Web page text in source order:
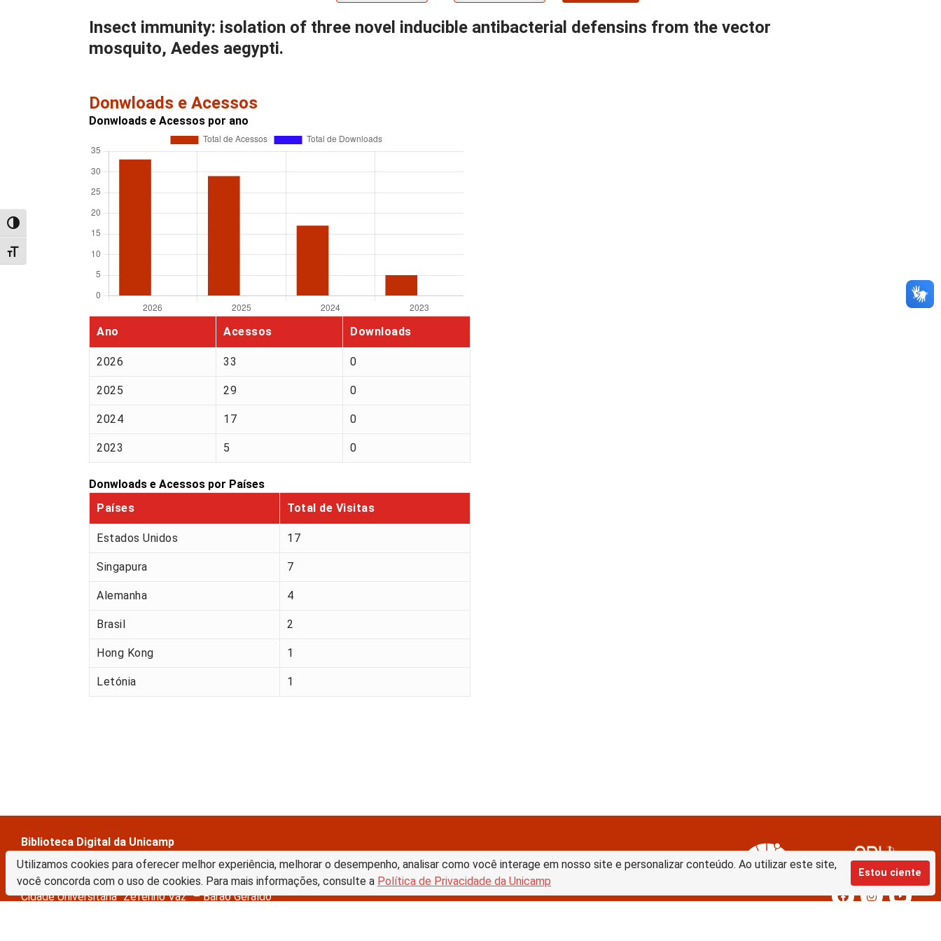
Utilizamos cookies para oferecer melhor experiência, melhorar o desempenho, analisar como você interage em nosso site e personalizar conteúdo. Ao utilizar este site,
você concorda com o uso de cookies. Para mais informações, consulte a Política de Privacidade da Unicamp
Estou ciente
Alternar alto contraste
Alternar tamanho da fonte
Insect immunity: isolation of three novel inducible antibacterial defensins from the vector
mosquito, Aedes aegypti.
Donwloads e Acessos
Donwloads e Acessos por ano
Ano Acessos Downloads
2026 33 0
2025 29 0
2024 17 0
2023 5 0
Donwloads e Acessos por Países
Países
Total de Visitas
Estados Unidos 17
Singapura 7
Alemanha 4
Brasil 2
Hong Kong 1
Letónia 1
Biblioteca Digital da Unicamp
Prédio da Biblioteca Central Cesar Lattes
Rua Sérgio Buarque de Holanda, 421 – 1º piso
Cidade Universitária “Zeferino Vaz” – Barão Geraldo